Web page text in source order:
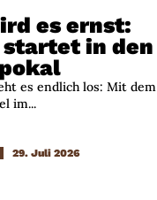
es ernst:
in den
es endlich los: Mit dem
im...
29. Juli 2026